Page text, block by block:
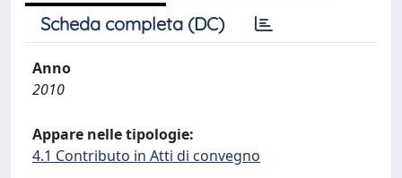
Scheda completa (DC)
Anno
2010
Appare nelle tipologie:
4.1 Contributo in Atti di convegno